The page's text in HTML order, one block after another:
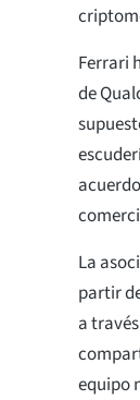
Ferrari
de
La
partir
a
equipo